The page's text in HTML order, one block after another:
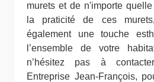
murets et de n'importe
la praticité de ces
également une touche
l’ensemble de votre
n’hésitez pas à
Entreprise Jean-François,